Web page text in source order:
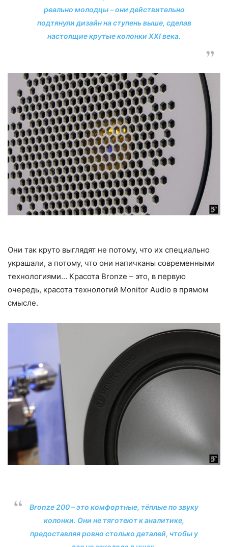
реально молодцы – они действительно
подтянули дизайн на ступень выше, сделав
настоящие крутые колонки XXI века.
Они так круто выглядят не потому, что их специально
украшали, а потому, что они напичканы современными
технологиями… Красота Bronze – это, в первую
очередь, красота технологий Monitor Audio в прямом
смысле.
Bronze 200 – это комфортные, тёплые по звуку
колонки. Они не тяготеют к аналитике,
предоставляя ровно столько деталей, чтобы у